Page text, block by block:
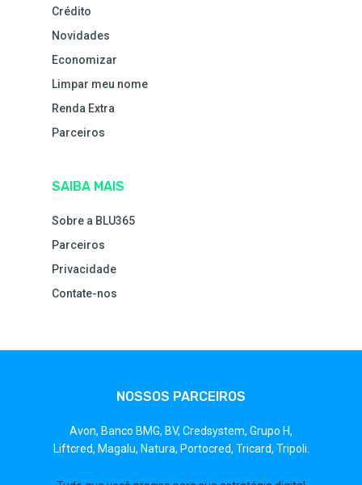
Crédito
Novidades
Economizar
Limpar meu nome
Renda Extra
Parceiros
SAIBA MAIS
Sobre a BLU365
Parceiros
Privacidade
Contate-nos
NOSSOS PARCEIROS
Avon, Banco BMG, BV, Credsystem, Grupo H,
Liftcred, Magalu, Natura, Portocred, Tricard, Tripoli.